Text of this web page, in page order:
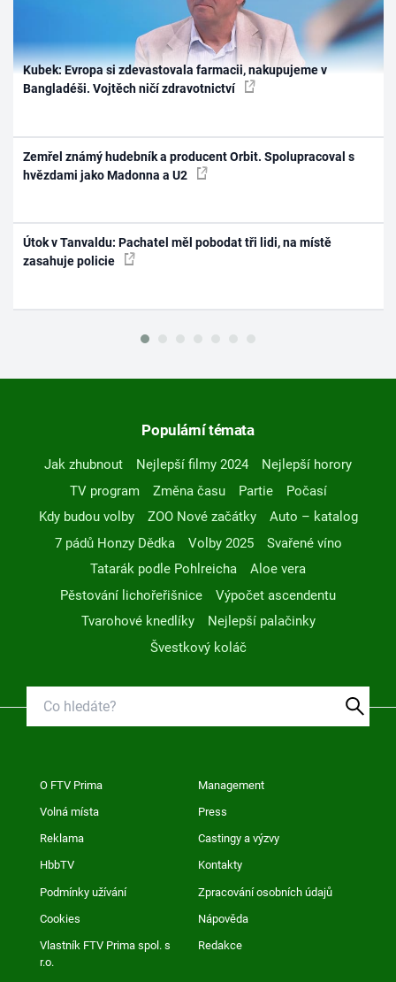
Kubek: Evropa si zdevastovala farmacii, nakupujeme v
Bangladéši. Vojtěch ničí zdravotnictví
Zemřel známý hudebník a producent Orbit. Spolupracoval s
hvězdami jako Madonna a U2
Útok v Tanvaldu: Pachatel měl pobodat tři lidi, na místě
zasahuje policie
Populární témata
Jak zhubnout Nejlepší filmy 2024
Nejlepší horory
TV program
Změna času Partie
Počasí
Kdy budou volby
ZOO Nové začátky
Auto – katalog
7 pádů Honzy Dědka
Volby 2025
Svařené víno
Tatarák podle Pohlreicha
Aloe vera
Pěstování lichořeřišnice
Výpočet ascendentu
Tvarohové knedlíky
Nejlepší palačinky
Švestkový koláč
O FTV Prima Management
Volná místa Press
Reklama Castingy a výzvy
HbbTV Kontakty
Podmínky užívání Zpracování osobních údajů
Cookies Nápověda
Vlastník FTV Prima spol. s
r.o.
Redakce